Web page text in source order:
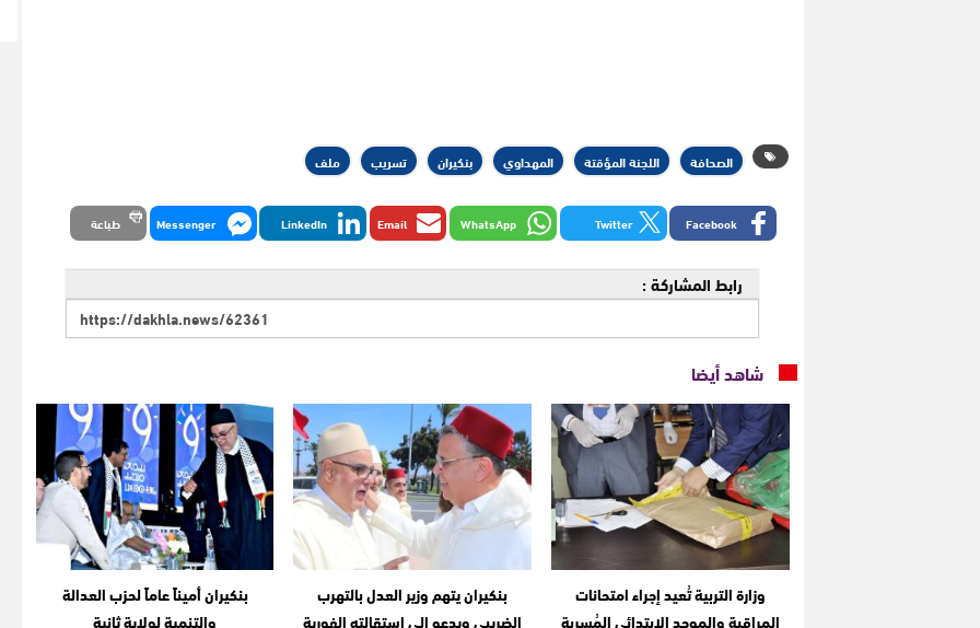
الصحافة اللجنة المؤقتة المهداوي بنكيران تسريب ملف
Facebook
Twitter
WhatsApp
Email
LinkedIn
Messenger طباعة
رابط المشاركة :
شاهد أيضا
وزارة التربية تُعيد إجراء امتحانات
المراقبة والموحد الابتدائي المُسربة
بنكيران يتهم وزير العدل بالتهرب
الضريبي ويدعو إلى استقالته الفورية
بنكيران أميناً عاماً لحزب العدالة
والتنمية لولاية ثانية